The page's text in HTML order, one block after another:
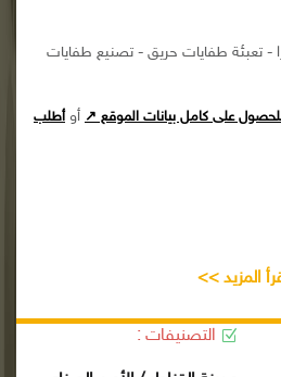
- تعبئة طفايات حريق - تصنيع طفايات
على كامل بيانات الموقع ↗ أوأطلب
المزيد >>
التصنيفات :